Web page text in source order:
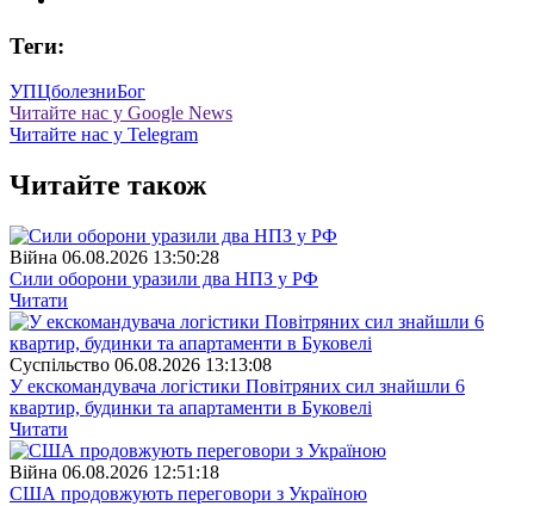
Теги:
УПЦболезниБог
Читайте нас у Google News
Читайте нас у Telegram
Читайте також
Війна 06.08.2026 13:50:28
Сили оборони уразили два НПЗ у РФ
Читати
Суспiльство 06.08.2026 13:13:08
У екскомандувача логістики Повітряних сил знайшли 6
квартир, будинки та апартаменти в Буковелі
Читати
Війна 06.08.2026 12:51:18
США продовжують переговори з Україною